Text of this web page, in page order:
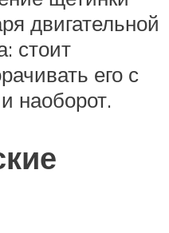
двигательной
стоит
его с
наоборот.